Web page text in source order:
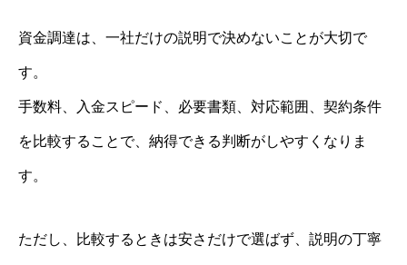
資金調達は、一社だけの説明で決めないことが大切で
す。
手数料、入金スピード、必要書類、対応範囲、契約条件
を比較することで、納得できる判断がしやすくなりま
す。
ただし、比較するときは安さだけで選ばず、説明の丁寧